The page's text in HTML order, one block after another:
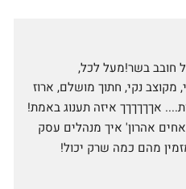
אךךךךךך איזה תענוג באמת!
מהם כמה שרק יכול!